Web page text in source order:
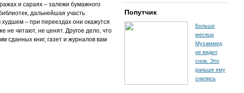
и сараях – залежи бумажного
дальнейшая участь
– при переездах они окажутся
не читают, не ценят. Другое дело, что
сданных книг, газет и журналов вам
Попутчик
Больше
месяца
Мухаммед
не видел
снов. Это
раньше ему
снились